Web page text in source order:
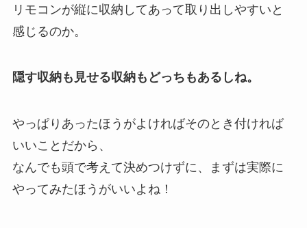
リモコンが縦に収納してあって取り出しやすいと
感じるのか。
隠す収納も見せる収納もどっちもあるしね。
やっぱりあったほうがよければそのとき付ければ
いいことだから、
なんでも頭で考えて決めつけずに、まずは実際に
やってみたほうがいいよね！